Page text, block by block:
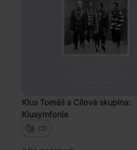
Klus Tomáš a Cílová skupina:
Klusymfonie
CD